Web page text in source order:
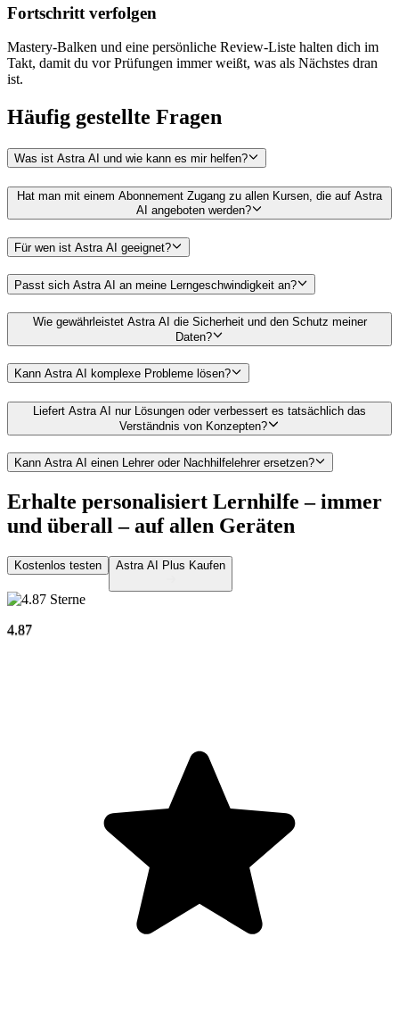
Fortschritt verfolgen
Mastery-Balken und eine persönliche Review-Liste halten dich im
Takt, damit du vor Prüfungen immer weißt, was als Nächstes dran
ist.
Häufig gestellte Fragen
Was ist Astra AI und wie kann es mir helfen?
Hat man mit einem Abonnement Zugang zu allen Kursen, die auf Astra
AI angeboten werden?
Für wen ist Astra AI geeignet?
Passt sich Astra AI an meine Lerngeschwindigkeit an?
Wie gewährleistet Astra AI die Sicherheit und den Schutz meiner
Daten?
Kann Astra AI komplexe Probleme lösen?
Liefert Astra AI nur Lösungen oder verbessert es tatsächlich das
Verständnis von Konzepten?
Kann Astra AI einen Lehrer oder Nachhilfelehrer ersetzen?
Erhalte personalisiert Lernhilfe – immer
und überall –auf allen Geräten
Kostenlos testen Astra AI Plus Kaufen
4.87